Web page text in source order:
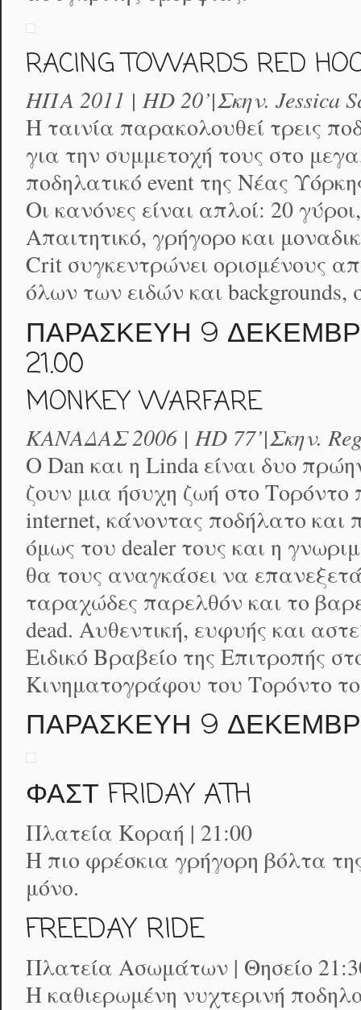
RACING TOWARDS RED
ΗΠΑ 2011 | HD 20’|Σκην. Jessica
Η ταινία παρακολουθεί τρεις
για την συμμετοχή τους στo
ποδηλατικό event της Νέας
Οι κανόνες είναι απλοί: 20
Απαιτητικό, γρήγορο και
Crit συγκεντρώνει ορισμένους
όλων των ειδών και backgrounds,
ΠΑΡΑΣΚΕΥΗ 9
21.00
MONKEY WARFARE
ΚΑΝΑΔΑΣ 2006 | HD 77’|Σκην.
Ο Dan και η Linda είναι δυο
ζουν μια ήσυχη ζωή στο
internet, κάνοντας ποδήλατο
όμως του dealer τους και η
θα τους αναγκάσει να
ταραχώδες παρελθόν και το
dead. Αυθεντική, ευφυής και
Ειδικό Βραβείο της Επιτροπής
Κινηματογράφου του Τορόντο
ΠΑΡΑΣΚΕΥΗ 9
ΦΑΣΤ FRIDAY ATH
Πλατεία Κοραή | 21:00
Η πιο φρέσκια γρήγορη βόλτα
μόνο.
FREEDAY RIDE
Πλατεία Ασωμάτων | Θησείο
Η καθιερωμένη νυχτερινή